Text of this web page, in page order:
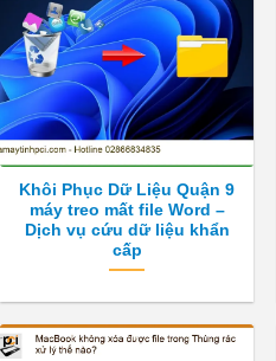
Khôi Phục Dữ Liệu Quận 9
máy treo mất file Word –
Dịch vụ cứu dữ liệu khẩn
cấp